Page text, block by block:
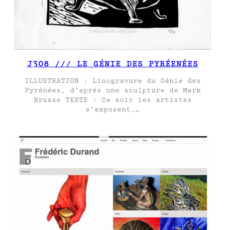
J308 /// LE GÉNIE DES PYRÉENÉES
ILLUSTRATION : Linogravure du Génie des
Pyrénées, d’après une sculpture de Mark
Brusse TEXTE : Ce soir les artistes
s’exposent,…